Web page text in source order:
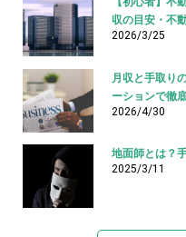
収の目安・不
2026/3/25
月収と手取り
ーションで徹
2026/4/30
地面師とは？
2025/3/11